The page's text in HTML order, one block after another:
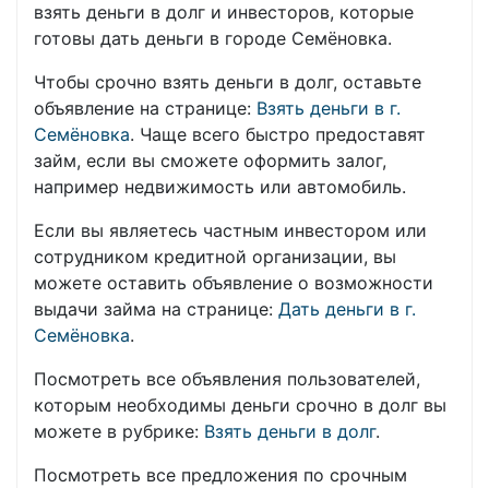
взять деньги в долг и инвесторов, которые
готовы дать деньги в городе Семёновка.
Чтобы срочно взять деньги в долг, оставьте
объявление на странице: Взять деньги в г.
Семёновка. Чаще всего быстро предоставят
займ, если вы сможете оформить залог,
например недвижимость или автомобиль.
Если вы являетесь частным инвестором или
сотрудником кредитной организации, вы
можете оставить объявление о возможности
выдачи займа на странице: Дать деньги в г.
Семёновка.
Посмотреть все объявления пользователей,
которым необходимы деньги срочно в долг вы
можете в рубрике: Взять деньги в долг.
Посмотреть все предложения по срочным